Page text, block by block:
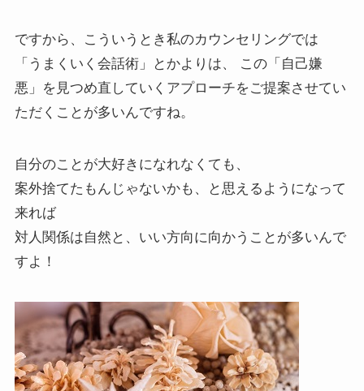
ですから、こういうとき私のカウンセリングでは
「うまくいく会話術」とかよりは、 この「自己嫌
悪」を見つめ直していくアプローチをご提案させてい
ただくことが多いんですね。
自分のことが大好きになれなくても、
案外捨てたもんじゃないかも、と思えるようになって
来れば
対人関係は自然と、いい方向に向かうことが多いんで
すよ！